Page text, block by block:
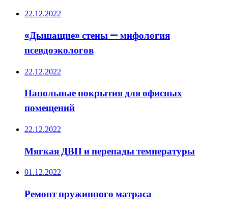
22.12.2022
«Дышащие» стены — мифология
псевдоэкологов
22.12.2022
Напольные покрытия для офисных
помещений
22.12.2022
Мягкая ДВП и перепады температуры
01.12.2022
Ремонт пружинного матраса